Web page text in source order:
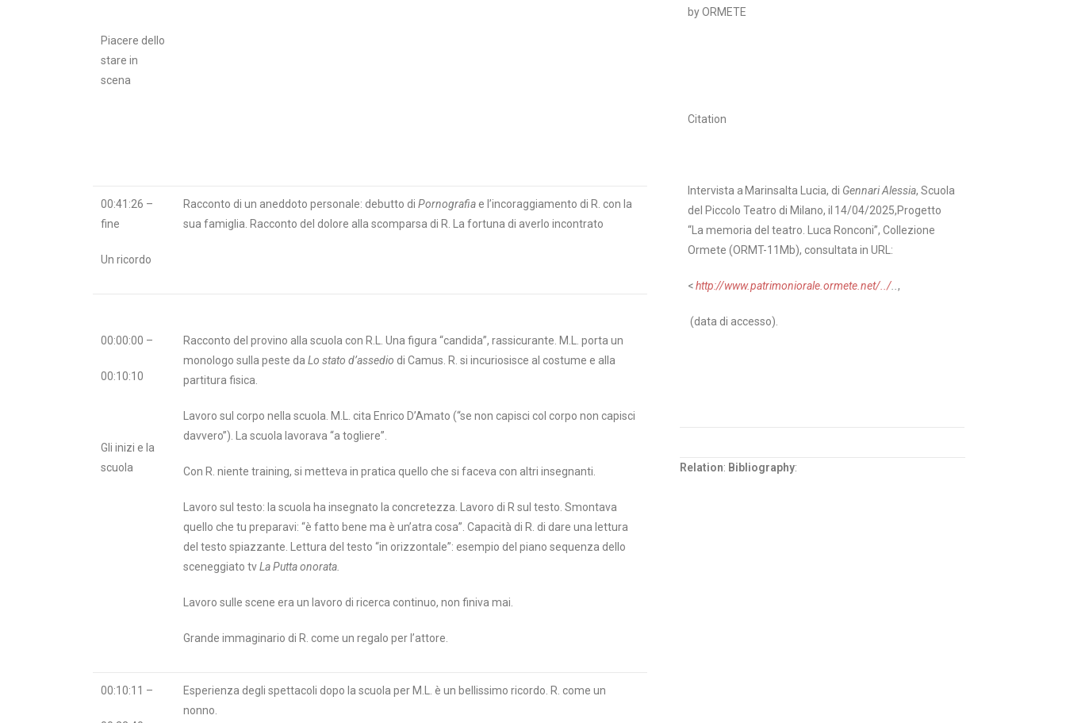
Piacere dello
stare in
scena
00:41:26 –
fine
Un ricordo
Racconto di un aneddoto personale: debutto di Pornografiae l’incoraggiamento di R. con la
sua famiglia. Racconto del dolore alla scomparsa di R. La fortuna di averlo incontrato
00:00:00 –
00:10:10
Gli inizi e la
scuola
Racconto del provino alla scuola con R.L. Una figura “candida”, rassicurante. M.L. porta un
monologo sulla peste da Lo stato d’assedio di Camus. R. si incuriosisce al costume e alla
partitura fisica.
Lavoro sul corpo nella scuola. M.L. cita Enrico D’Amato (“se non capisci col corpo non capisci
davvero”). La scuola lavorava “a togliere”.
Con R. niente training, si metteva in pratica quello che si faceva con altri insegnanti.
Lavoro sul testo: la scuola ha insegnato la concretezza. Lavoro di R sul testo. Smontava
quello che tu preparavi: “è fatto bene ma è un’atra cosa”. Capacità di R. di dare una lettura
del testo spiazzante. Lettura del testo “in orizzontale”: esempio del piano sequenza dello
sceneggiato tvLa Putta onorata.
Lavoro sulle scene era un lavoro di ricerca continuo, non finiva mai.
Grande immaginario di R. come un regalo per l’attore.
00:10:11 –
Esperienza degli spettacoli dopo la scuola per M.L. è un bellissimo ricordo. R. come un
nonno.
by ORMETE
Citation
Intervista a Marinsalta Lucia, di Gennari Alessia, Scuola
del Piccolo Teatro di Milano, il 14/04/2025,Progetto
“La memoria del teatro. Luca Ronconi”, Collezione
Ormete (ORMT-11Mb), consultata in URL:
<http://www.patrimoniorale.ormete.net/../..,
(data di accesso).
Relation: Bibliography: